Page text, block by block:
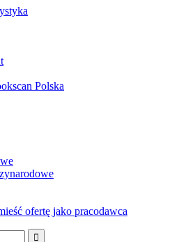
Polska
ofertę jako pracodawca